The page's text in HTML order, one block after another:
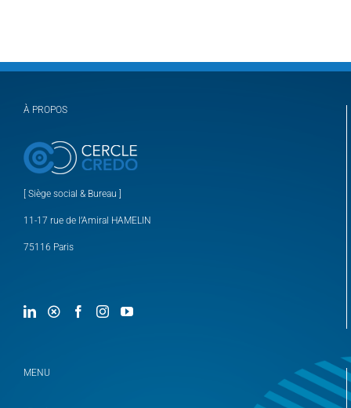
À PROPOS
[ Siège social & Bureau ]
11-17 rue de l’Amiral HAMELIN
75116 Paris
MENU